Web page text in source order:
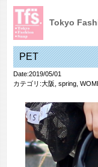
Tokyo
PET
Date:2019/05/01
カテゴリ:大阪 spring,